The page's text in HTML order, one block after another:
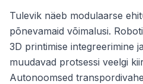
Tulevik näeb modulaarse
põnevamaid võimalusi.
3D printimise integreerimine
muudavad protsessi veelgi
Autonoomsed